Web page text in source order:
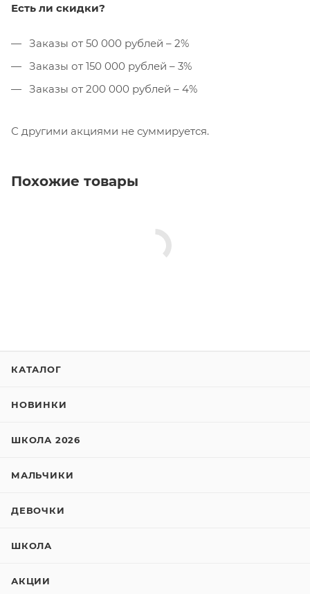
Есть ли скидки?
Заказы от 50 000 рублей – 2%
Заказы от 150 000 рублей – 3%
Заказы от 200 000 рублей – 4%
С другими акциями не суммируется.
Похожие товары
КАТАЛОГ
НОВИНКИ
ШКОЛА 2026
МАЛЬЧИКИ
ДЕВОЧКИ
ШКОЛА
АКЦИИ